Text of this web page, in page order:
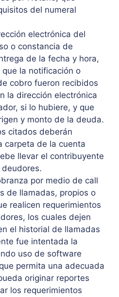
del numeral
electrónica del
o constancia de
de la fecha y hora,
la notificación o
cobro fueron recibidos
la dirección electrónica
si lo hubiere, y que
y monto de la deuda.
citados deberán
carpeta de la cuenta
llevar el contribuyente
por medio de call
de llamadas, propios o
realicen requerimientos
los cuales dejen
el historial de llamadas
fue intentada la
uso de software
permita una adecuada
originar reportes
los requerimientos